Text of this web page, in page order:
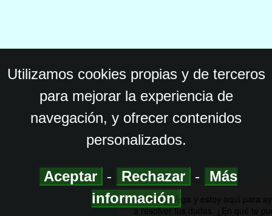
Utilizamos cookies propias y de terceros
para mejorar la experiencia de
navegación, y ofrecer contenidos
personalizados.
Aceptar - Rechazar -
Más
información